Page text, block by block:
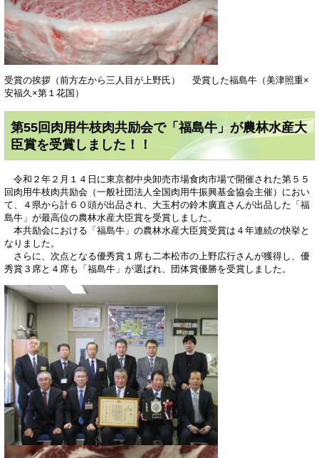
受賞の挨拶（前方左から三人目が上野氏） 受賞した福島牛（美津照重×
安福久×第１花国）
第55回肉用牛枝肉共励会で「福島牛」が農林水産大
臣賞を受賞しました！！
令和２年２月１４日に東京都中央卸売市場食肉市場で開催された第５５
回肉用牛枝肉共励会（一般社団法人全国肉用牛振興基金協会主催）におい
て、４県から計６０頭が出品され、大玉村の鈴木廣直さんが出品した「福
島牛」が最高位の農林水産大臣賞を受賞しました。
本共励会における「福島牛」の農林水産大臣賞受賞は４年連続の快挙と
なりました。
さらに、次点となる優秀賞１席も二本松市の上野広行さんが獲得し、優
秀賞３席と４席も「福島牛」が選ばれ、団体賞優勝を受賞しました。